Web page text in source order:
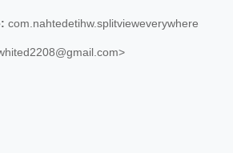
com.nahtedetihw.splitvieweverywhere